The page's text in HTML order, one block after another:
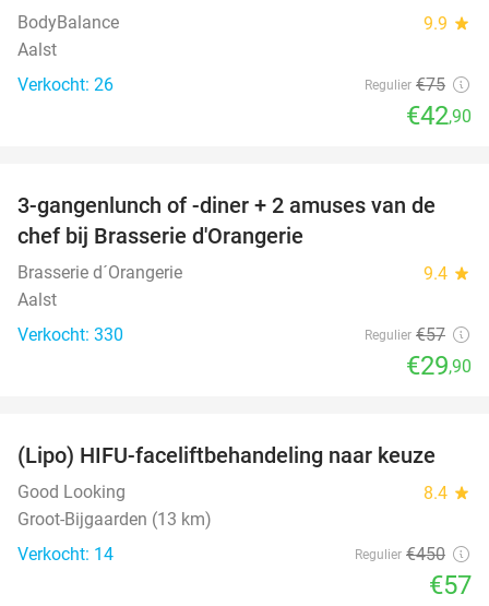
BodyBalance 9.9 star
Aalst
Verkocht: 26
Regulier €75
€42,90
48%
3-gangenlunch of -diner + 2 amuses van de
chef bij Brasserie d'Orangerie
Brasserie d´Orangerie 9.4 star
Aalst
Verkocht: 330
Regulier €57
€29,90
87%
(Lipo) HIFU-faceliftbehandeling naar keuze
Good Looking 8.4 star
Groot-Bijgaarden (13 km)
Verkocht: 14
Regulier €450
€57